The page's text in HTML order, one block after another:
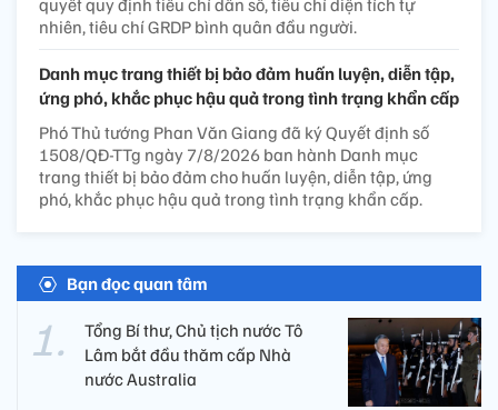
quyết quy định tiêu chí dân số, tiêu chí diện tích tự
nhiên, tiêu chí GRDP bình quân đầu người.
Danh mục trang thiết bị bảo đảm huấn luyện, diễn tập,
ứng phó, khắc phục hậu quả trong tình trạng khẩn cấp
Phó Thủ tướng Phan Văn Giang đã ký Quyết định số
1508/QĐ-TTg ngày 7/8/2026 ban hành Danh mục
trang thiết bị bảo đảm cho huấn luyện, diễn tập, ứng
phó, khắc phục hậu quả trong tình trạng khẩn cấp.
Bạn đọc quan tâm
Tổng Bí thư, Chủ tịch nước Tô
Lâm bắt đầu thăm cấp Nhà
nước Australia